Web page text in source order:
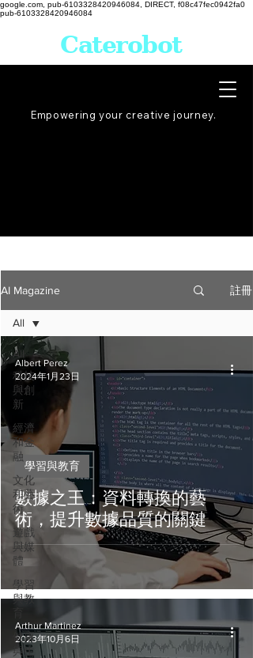
google.com, pub-6103328420946084, DIRECT, f08c47fec0942fa0
pub-6103328420946084
Empowering your creative journey.
Caterobot
AI Magazine 註冊
All
科技
與創
新
經濟
和金
融
文化
和藝
術
遊戲
與媒
體
學習
與教
健康
與生
All
數據之王：資料轉換的藝
術，提升數據品質的關鍵
學習與教育
Albert Perez
2024年1月23日
Arthur Martinez
2023年10月6日